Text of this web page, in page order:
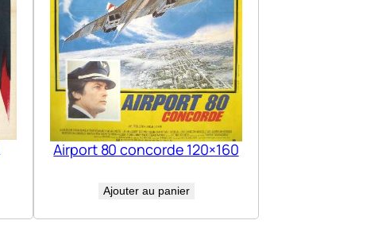
Airport 80 concorde 120×160
Ajouter au panier